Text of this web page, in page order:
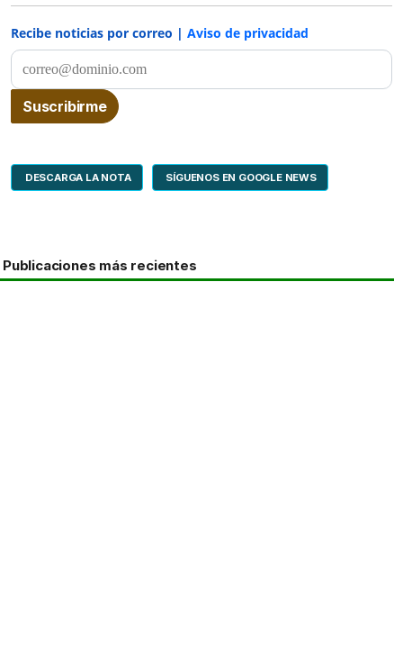
Recibe noticias por correo | Aviso de privacidad
DESCARGA LA NOTA SÍGUENOS EN GOOGLE NEWS
Publicaciones más recientes